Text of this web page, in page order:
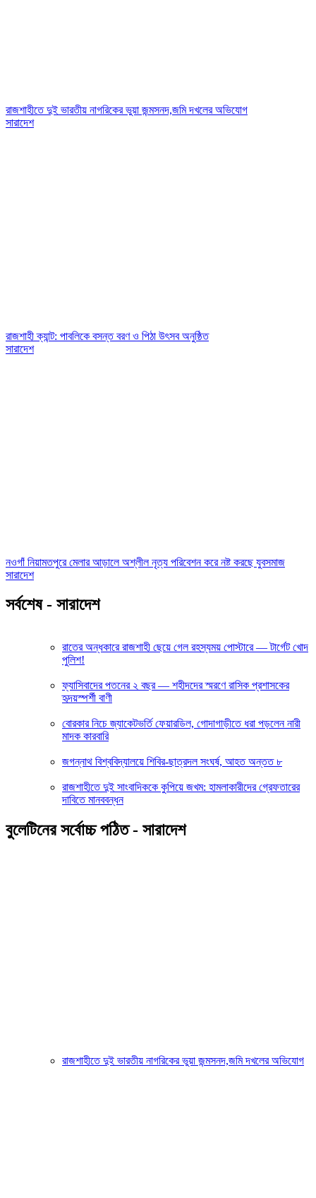
রাজশাহীতে দুই ভারতীয় নাগরিকের ভুয়া জন্মসনদ,জমি দখলের অভিযোগ
সারাদেশ
রাজশাহী ক্যান্ট: পাবলিকে বসন্ত বরণ ও পিঠা উৎসব অনুষ্ঠিত
সারাদেশ
নওগাঁ নিয়ামতপুরে মেলার আড়ালে অশ্লীল নৃত্য পরিবেশন করে নষ্ট করছে যুবসমাজ
সারাদেশ
সর্বশেষ - সারাদেশ
রাতের অন্ধকারে রাজশাহী ছেয়ে গেল রহস্যময় পোস্টারে — টার্গেট খোদ
পুলিশ!
ফ্যাসিবাদের পতনের ২ বছর — শহীদদের স্মরণে রাসিক প্রশাসকের
হৃদয়স্পর্শী বাণী
বোরকার নিচে জ্যাকেটভর্তি ফেয়ারডিল, গোদাগাড়ীতে ধরা পড়লেন নারী
মাদক কারবারি
জগন্নাথ বিশ্ববিদ্যালয়ে শিবির-ছাত্রদল সংঘর্ষ, আহত অন্তত ৮
রাজশাহীতে দুই সাংবাদিককে কুপিয়ে জখম: হামলাকারীদের গ্রেফতারের
দাবিতে মানববন্ধন
বুলেটিনের সর্বোচ্চ পঠিত - সারাদেশ
রাজশাহীতে দুই ভারতীয় নাগরিকের ভুয়া জন্মসনদ,জমি দখলের অভিযোগ